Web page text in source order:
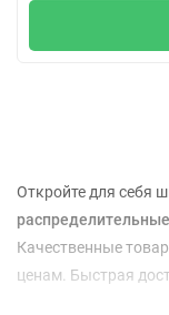
Откройте для себя
Качественные
ценам. Быстрая